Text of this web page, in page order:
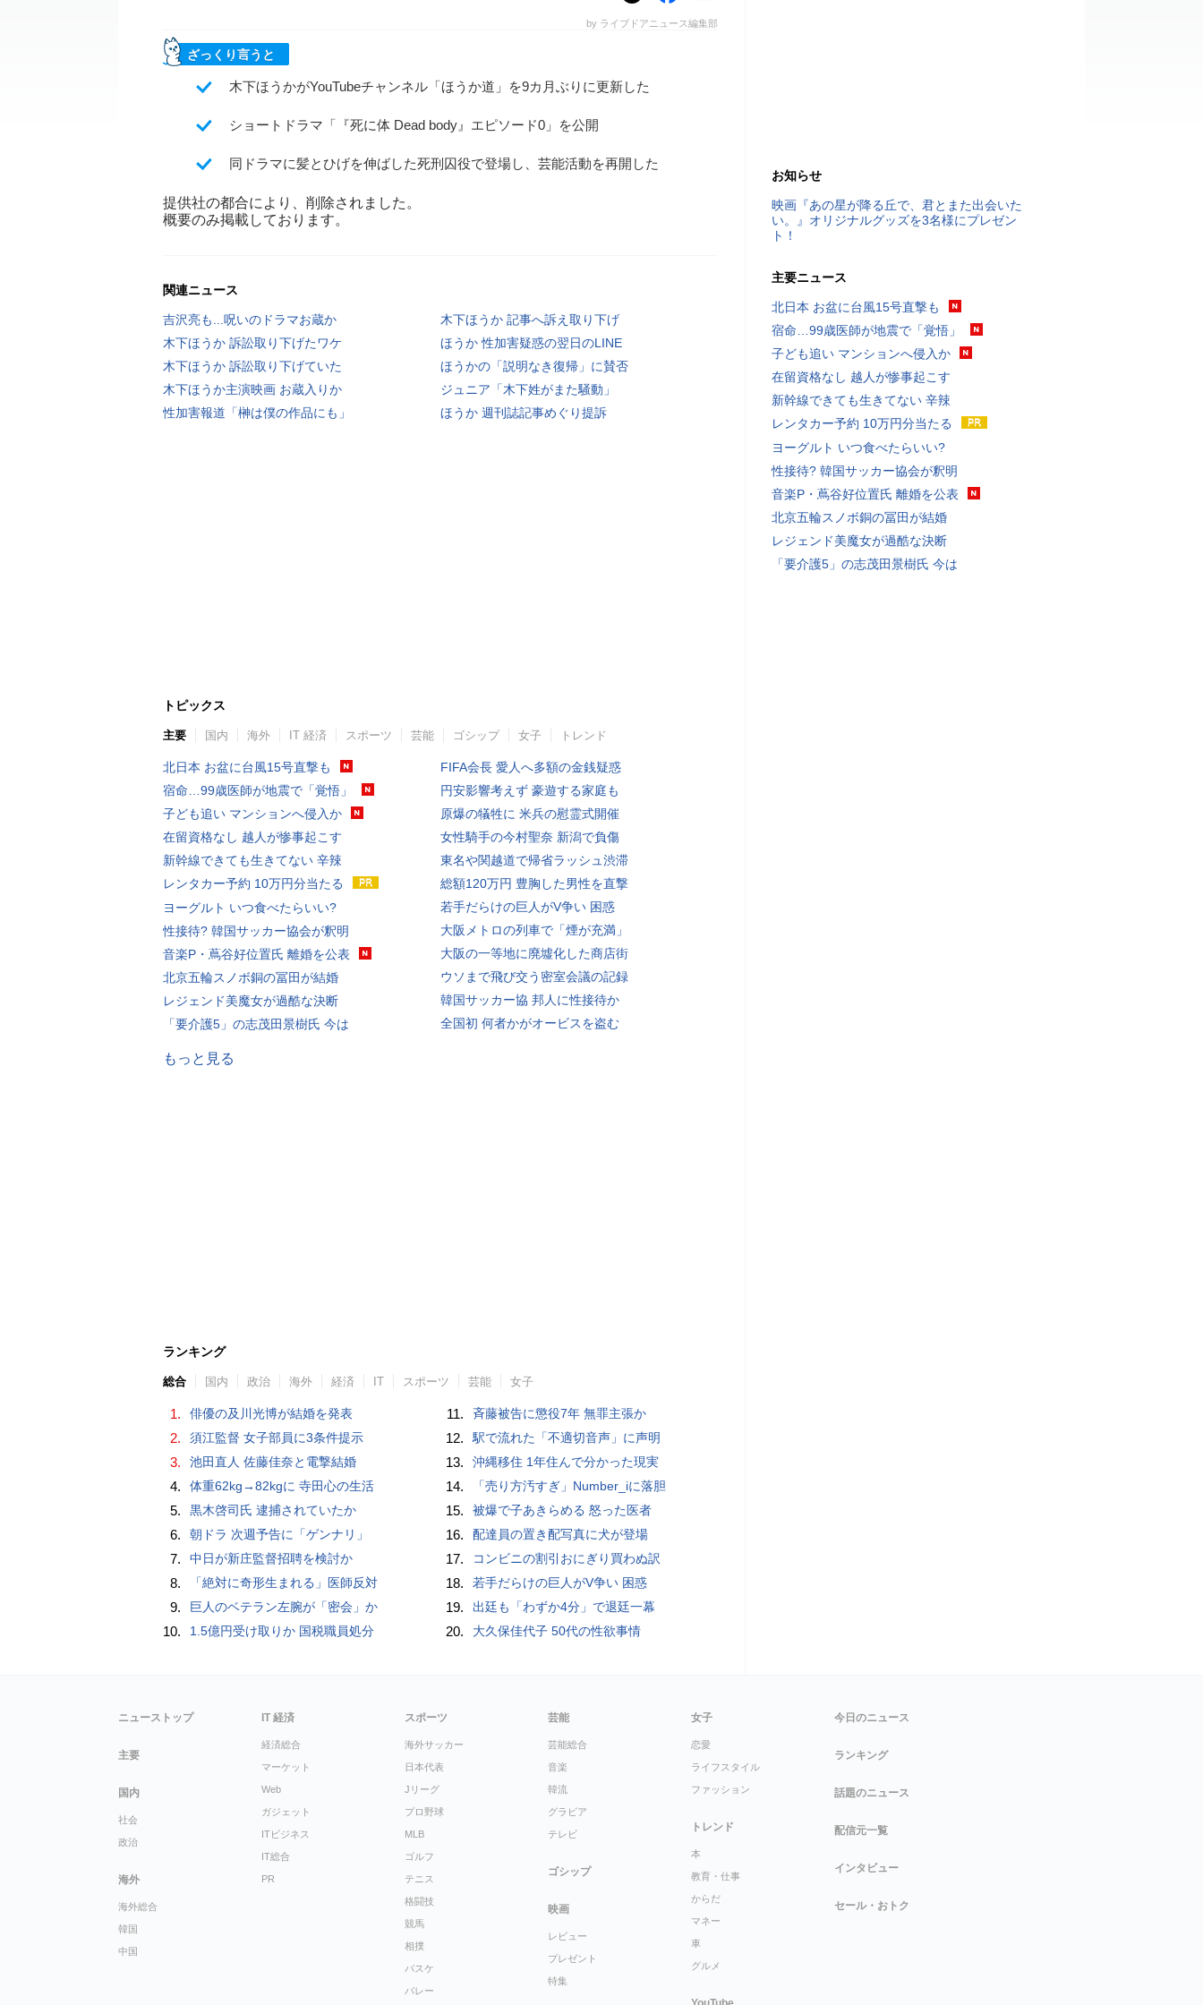
by ライブドアニュース編集部
ざっくり言うと
木下ほうかがYouTubeチャンネル「ほうか道」を9カ月ぶりに更新した
ショートドラマ「『死に体 Dead body』エピソード0」を公開
同ドラマに髪とひげを伸ばした死刑囚役で登場し、芸能活動を再開した
提供社の都合により、削除されました。
概要のみ掲載しております。
関連ニュース
吉沢亮も...呪いのドラマお蔵か
木下ほうか 記事へ訴え取り下げ
木下ほうか 訴訟取り下げたワケ
ほうか 性加害疑惑の翌日のLINE
木下ほうか 訴訟取り下げていた
ほうかの「説明なき復帰」に賛否
木下ほうか主演映画 お蔵入りか
ジュニア「木下姓がまた騒動」
性加害報道「榊は僕の作品にも」
ほうか 週刊誌記事めぐり提訴
トピックス
主要 国内 海外 IT 経済 スポーツ 芸能 ゴシップ 女子 トレンド
北日本 お盆に台風15号直撃も
宿命…99歳医師が地震で「覚悟」
子ども追い マンションへ侵入か
在留資格なし 越人が惨事起こす
新幹線できても生きてない 辛辣
レンタカー予約 10万円分当たる
ヨーグルト いつ食べたらいい?
性接待? 韓国サッカー協会が釈明
音楽P・蔦谷好位置氏 離婚を公表
北京五輪スノボ銅の冨田が結婚
レジェンド美魔女が過酷な決断
「要介護5」の志茂田景樹氏 今は
FIFA会長 愛人へ多額の金銭疑惑
円安影響考えず 豪遊する家庭も
原爆の犠牲に 米兵の慰霊式開催
女性騎手の今村聖奈 新潟で負傷
東名や関越道で帰省ラッシュ渋滞
総額120万円 豊胸した男性を直撃
若手だらけの巨人がV争い 困惑
大阪メトロの列車で「煙が充満」
大阪の一等地に廃墟化した商店街
ウソまで飛び交う密室会議の記録
韓国サッカー協 邦人に性接待か
全国初 何者かがオービスを盗む
もっと見る
ランキング
総合 国内 政治 海外 経済 IT スポーツ 芸能 女子
1. 俳優の及川光博が結婚を発表
2. 須江監督 女子部員に3条件提示
3. 池田直人 佐藤佳奈と電撃結婚
4. 体重62kg→82kgに 寺田心の生活
5. 黒木啓司氏 逮捕されていたか
6. 朝ドラ 次週予告に「ゲンナリ」
7. 中日が新庄監督招聘を検討か
8. 「絶対に奇形生まれる」医師反対
9. 巨人のベテラン左腕が「密会」か
10. 1.5億円受け取りか 国税職員処分
11. 斉藤被告に懲役7年 無罪主張か
12. 駅で流れた「不適切音声」に声明
13. 沖縄移住 1年住んで分かった現実
14. 「売り方汚すぎ」Number_iに落胆
15. 被爆で子あきらめる 怒った医者
16. 配達員の置き配写真に犬が登場
17. コンビニの割引おにぎり買わぬ訳
18. 若手だらけの巨人がV争い 困惑
19. 出廷も「わずか4分」で退廷一幕
20. 大久保佳代子 50代の性欲事情
お知らせ
映画『あの星が降る丘で、君とまた出会いた
い。』オリジナルグッズを3名様にプレゼン
ト！
主要ニュース
北日本 お盆に台風15号直撃も
宿命…99歳医師が地震で「覚悟」
子ども追い マンションへ侵入か
在留資格なし 越人が惨事起こす
新幹線できても生きてない 辛辣
レンタカー予約 10万円分当たる
ヨーグルト いつ食べたらいい?
性接待? 韓国サッカー協会が釈明
音楽P・蔦谷好位置氏 離婚を公表
北京五輪スノボ銅の冨田が結婚
レジェンド美魔女が過酷な決断
「要介護5」の志茂田景樹氏 今は
ニューストップ
主要
国内
社会
政治
海外
海外総合
韓国
中国
IT 経済
経済総合
マーケット
Web
ガジェット
ITビジネス
IT総合
PR
スポーツ
海外サッカー
日本代表
Jリーグ
プロ野球
MLB
ゴルフ
テニス
格闘技
競馬
相撲
バスケ
バレー
芸能
芸能総合
音楽
韓流
グラビア
テレビ
ゴシップ
映画
レビュー
プレゼント
特集
女子
恋愛
ライフスタイル
ファッション
トレンド
本
教育・仕事
からだ
マネー
車
グルメ
今日のニュース
ランキング
話題のニュース
配信元一覧
インタビュー
セール・おトク